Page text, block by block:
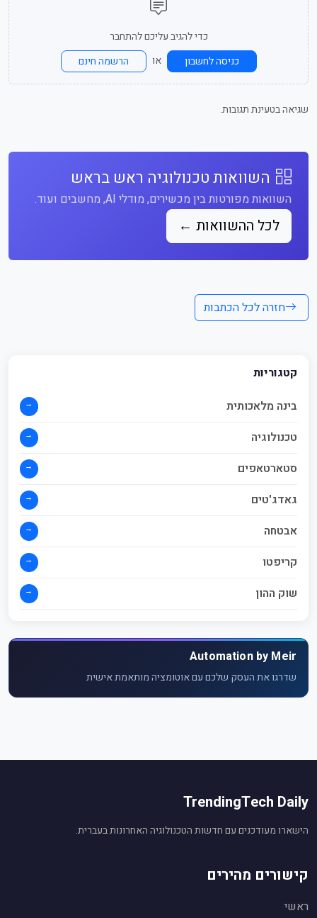
כדי להגיב עליכם להתחבר
כניסה לחשבון
או הרשמה חינם
שגיאה בטעינת תגובות.
השוואות טכנולוגיה ראש בראש
השוואות מפורטות בין מכשירים, מודלי AI, מחשבים ועוד.
לכל ההשוואות ←
חזרה לכל הכתבות
קטגוריות
בינה מלאכותית
→
טכנולוגיה →
סטארטאפים →
גאדג'טים →
אבטחה →
קריפטו →
שוק ההון →
Automation by Meir
שדרגו את העסק שלכם עם אוטומציה מותאמת אישית
TrendingTech Daily
הישארו מעודכנים עם חדשות הטכנולוגיה האחרונות בעברית.
קישורים מהירים
ראשי